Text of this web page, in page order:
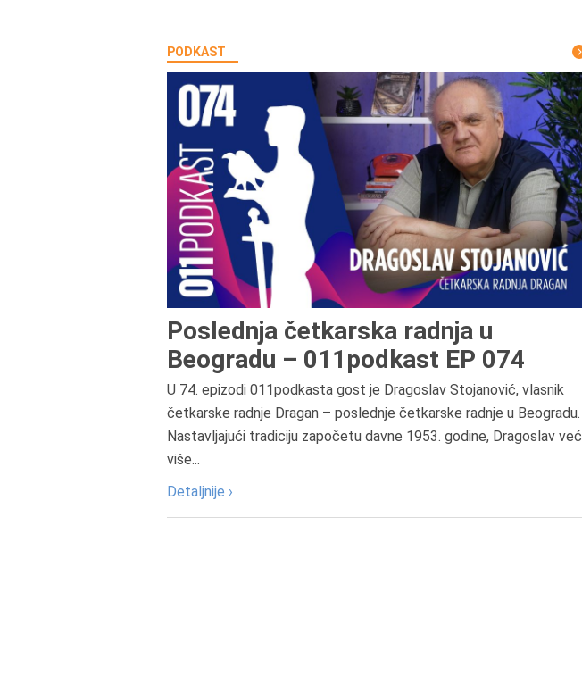
PODKAST
Poslednja četkarska radnja u
Beogradu – 011podkast EP 074
U 74. epizodi 011podkasta gost je Dragoslav Stojanović, vlasnik
četkarske radnje Dragan – poslednje četkarske radnje u Beogradu.
Nastavljajući tradiciju započetu davne 1953. godine, Dragoslav već
više...
Detaljnije ›